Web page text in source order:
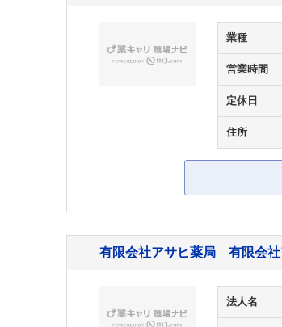
業種
営業時間
定休日
住所
有限会社アサヒ薬局 有限会社
法人名